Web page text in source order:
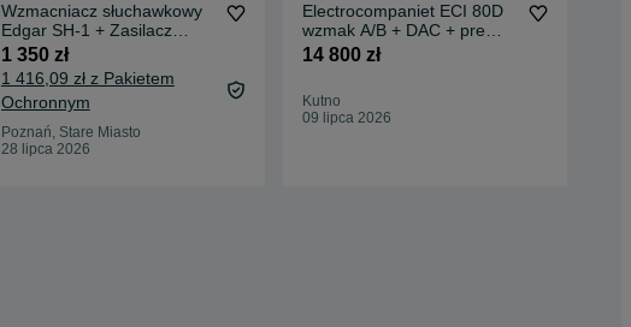
Wzmacniacz słuchawkowy
Edgar SH-1 + Zasilacz
ULPS Tomanek
1 350 zł
1 416,09 zł z Pakietem
Ochronnym
Poznań, Stare Miasto
28 lipca 2026
Electrocompaniet ECI 80D
wzmak A/B + DAC + pre
MM
14 800 zł
Kutno
09 lipca 2026